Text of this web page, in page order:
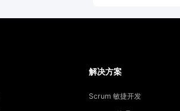
解决方案
Scrum 敏捷开发